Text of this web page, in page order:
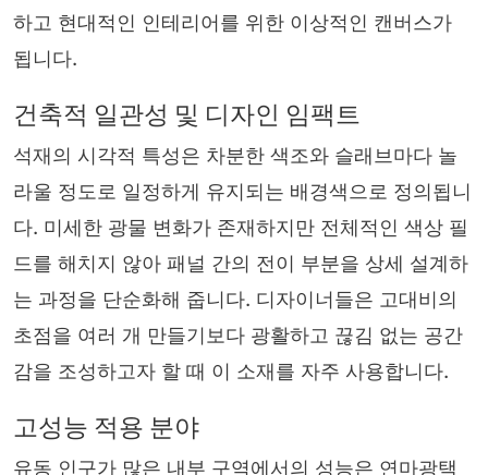
하고 현대적인 인테리어를 위한 이상적인 캔버스가
됩니다.
건축적 일관성 및 디자인 임팩트
석재의 시각적 특성은 차분한 색조와 슬래브마다 놀
라울 정도로 일정하게 유지되는 배경색으로 정의됩니
다. 미세한 광물 변화가 존재하지만 전체적인 색상 필
드를 해치지 않아 패널 간의 전이 부분을 상세 설계하
는 과정을 단순화해 줍니다. 디자이너들은 고대비의
초점을 여러 개 만들기보다 광활하고 끊김 없는 공간
감을 조성하고자 할 때 이 소재를 자주 사용합니다.
고성능 적용 분야
유동 인구가 많은 내부 구역에서의 성능은 연마광택